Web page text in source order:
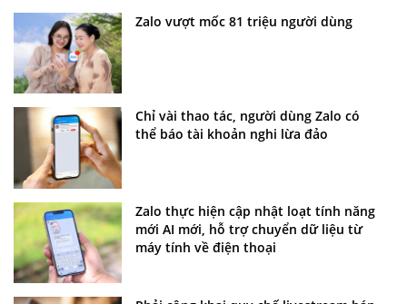
Zalo vượt mốc 81 triệu người dùng
Chỉ vài thao tác, người dùng Zalo có
thể báo tài khoản nghi lừa đảo
Zalo thực hiện cập nhật loạt tính năng
mới AI mới, hỗ trợ chuyển dữ liệu từ
máy tính về điện thoại